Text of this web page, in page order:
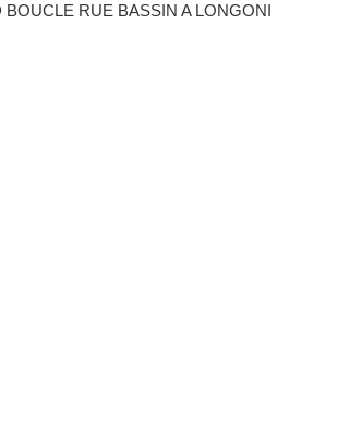
RUE BASSIN A LONGONI